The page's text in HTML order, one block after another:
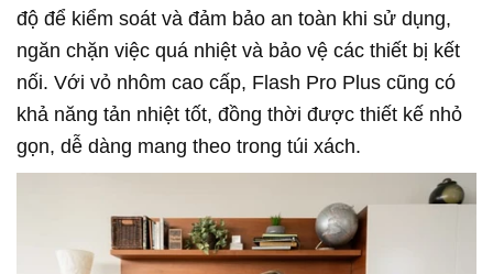
độ để kiểm soát và đảm bảo an toàn khi sử dụng,
ngăn chặn việc quá nhiệt và bảo vệ các thiết bị kết
nối. Với vỏ nhôm cao cấp, Flash Pro Plus cũng có
khả năng tản nhiệt tốt, đồng thời được thiết kế nhỏ
gọn, dễ dàng mang theo trong túi xách.